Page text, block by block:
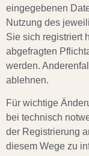
eingegebenen
Nutzung des
Sie sich registriert
abgefragten
werden.
ablehnen.
Für wichtige
bei technisch
der Registrierung
diesem Wege zu